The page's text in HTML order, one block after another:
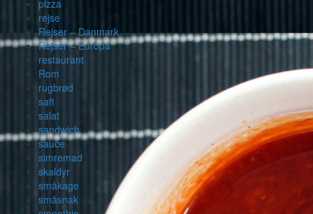
pizza
rejse
Rejser – Danmark
Rejser – Europa
restaurant
Rom
rugbrød
saft
salat
sandwich
sauce
simremad
skaldyr
småkage
småsnak